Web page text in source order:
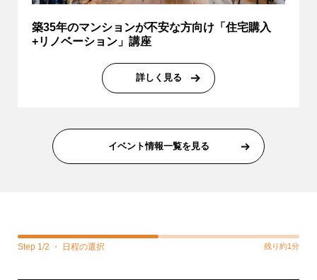
築35年のマンションが不安な方向け「住宅購入
+リノベーション」講座
詳しく見る
イベント情報一覧を見る
Step 1/2 ・ 日程の選択 残り約1分